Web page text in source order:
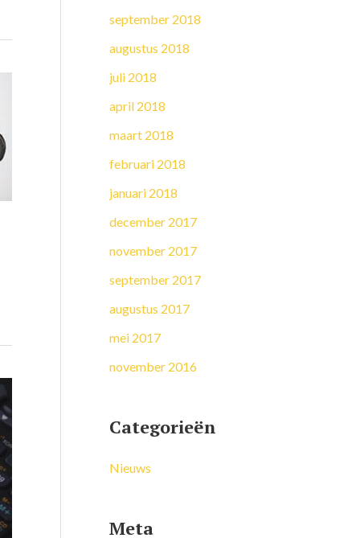
september 2018
augustus 2018
juli 2018
april 2018
maart 2018
februari 2018
januari 2018
december 2017
november 2017
september 2017
augustus 2017
mei 2017
november 2016
Categorieën
Nieuws
Meta